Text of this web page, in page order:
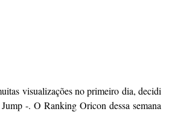
visualizações no primeiro dia, decidi
-. O Ranking Oricon dessa semana